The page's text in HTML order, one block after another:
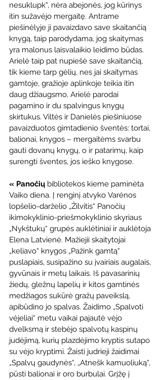
nesuklupk“, nėra abejonės, jog kūrinys
itin sužavėjo mergaitę. Antrame
piešinėlyje ji pavaizdavo save skaitančią
knygą, taip parodydama, jog skaitymas
yra malonus laisvalaikio leidimo būdas.
Arielė taip pat nupiešė save skaitančią,
tik kieme tarp gėlių, nes jai skaitymas
gamtoje, gražioje aplinkoje teikia itin
daug džiaugsmo, Arielė parodai
pagamino ir du spalvingus knygų
skirtukus. Viltės ir Danielės piešiniuose
pavaizduotos gimtadienio šventės: tortai,
balionai, knygos – mergaitėms svarbu
gauti dovanų knygų, o ir patarimų, kaip
surengti šventes, jos ieško knygose.
« Panočių bibliotekos kieme paminėta
Vaiko diena. Į renginį atvyko Varėnos
lopšelio-darželio „Žilvitis“ Panočių
ikimokyklinio-priešmokyklinio skyriaus
„Nykštukų“ grupės auklėtiniai ir auklėtoja
Elena Latvienė. Mažiejii skaitytojai
„keliavo“ knygos „Pažink gamtą“
puslapiais, susipažino su įvairiais augalais,
gyvūnais ir metų laikais. Iš pavasarinių
žiedų, gležnų lapelių ir kitos gamtinės
medžiagos sukūrė gražų paveikslą,
apibūdino jo spalvas. Žaidimo „Spalvoti
vėjeliai“ metu vaikai pajautė vėjo
dvelksmą ir stebėjo spalvotų kaspinų
judėjimą, kurių plazdėjimo kryptis sutapo
su vėjo kryptimi. Žaisti judrieji žaidimai
„Spalvų gaudynės“, „Atnešk kamuoliuką“,
pūsti balionai ir oro burbulai. Grįžę į